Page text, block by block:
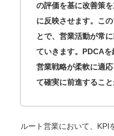
の評価を基に改善策
に反映させます。こ
とで、営業活動が常
ていきます。PDCAを
営業戦略が柔軟に適
て確実に前進すること
ルート営業において、KPI